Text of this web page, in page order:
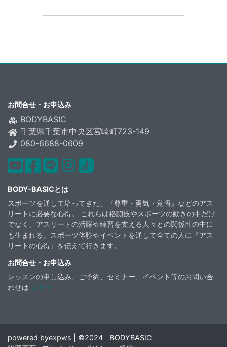
お問合せ・お申込み
BODYBASIC
千葉県千葉市中央区宮崎町723-149
080-6688-0609
youtubefacebook
Line instagram
TikTok
BODY-BASICとは
スポーツを通して培ってきた、『尊重・勇気・覚悟』などのアス
リートに必要な心得。 これらは格闘技やスポーツの動きの中だけ
でなく、アスリートの活躍や練習を支える人々との関係性の中に
も生まれる。スポーツ体験やイベントを通して全ての人に『アス
リートの心得』を伝えて行きます。
お問合せ・お申込み
レッスンの申し込み、ご予約、セミナー、イベント等のお問い合
わせは コチラ
powered byexpws | ©2024 BODYBASIC